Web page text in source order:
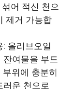
어 적신 천으
제거 가능합
올리브오일
잔여물을 부드
위에 충분히
러운 천으로